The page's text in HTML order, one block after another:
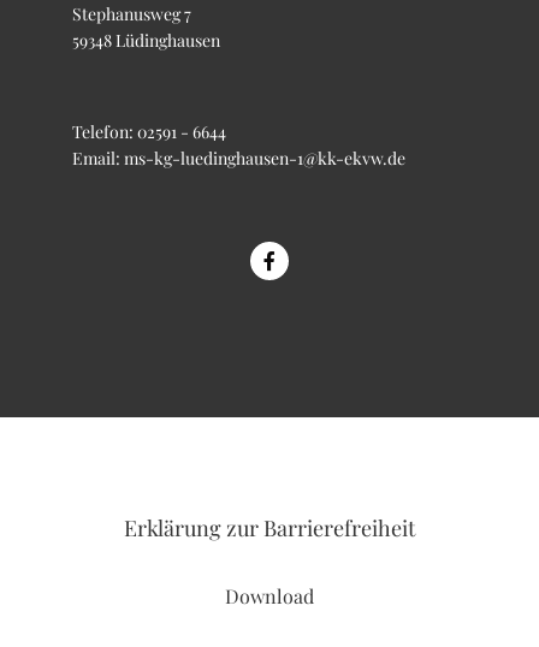
Stephanusweg 7
59348 Lüdinghausen
Telefon: 02591 - 6644
Email: ms-kg-luedinghausen-1@kk-ekvw.de
Erklärung zur Barrierefreiheit
Download